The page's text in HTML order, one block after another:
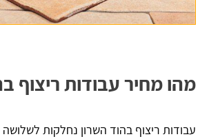
מהו מחיר עבודות ריצוף
עבודות ריצוף בהוד השרון נחלקות לשלושה